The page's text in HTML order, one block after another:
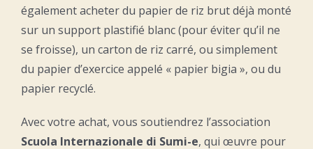
également acheter du papier de riz brut déjà monté
sur un support plastifié blanc (pour éviter qu’il ne
se froisse), un carton de riz carré, ou simplement
du papier d’exercice appelé « papier bigia », ou du
papier recyclé.
Avec votre achat, vous soutiendrez l’association
Scuola Internazionale di Sumi-e, qui œuvre pour